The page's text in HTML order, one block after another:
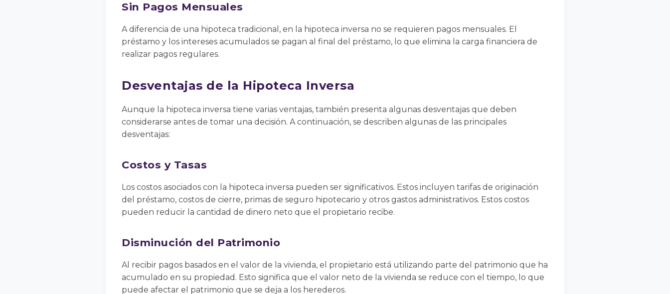
Sin Pagos Mensuales
A diferencia de una hipoteca tradicional, en la hipoteca inversa no se requieren pagos mensuales. El
préstamo y los intereses acumulados se pagan al final del préstamo, lo que elimina la carga financiera de
realizar pagos regulares.
Desventajas de la Hipoteca Inversa
Aunque la hipoteca inversa tiene varias ventajas, también presenta algunas desventajas que deben
considerarse antes de tomar una decisión. A continuación, se describen algunas de las principales
desventajas:
Costos y Tasas
Los costos asociados con la hipoteca inversa pueden ser significativos. Estos incluyen tarifas de originación
del préstamo, costos de cierre, primas de seguro hipotecario y otros gastos administrativos. Estos costos
pueden reducir la cantidad de dinero neto que el propietario recibe.
Disminución del Patrimonio
Al recibir pagos basados en el valor de la vivienda, el propietario está utilizando parte del patrimonio que ha
acumulado en su propiedad. Esto significa que el valor neto de la vivienda se reduce con el tiempo, lo que
puede afectar el patrimonio que se deja a los herederos.